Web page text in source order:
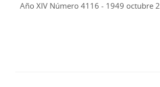
Año XIV Número 4116 - 1949 octubre 2